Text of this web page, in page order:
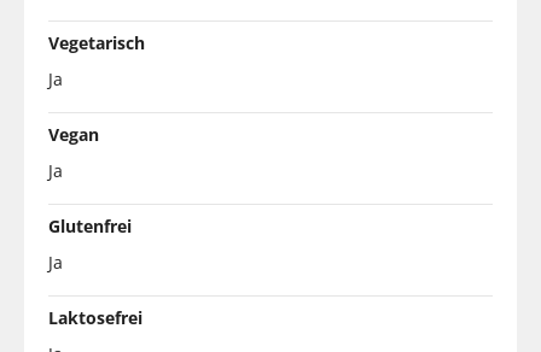
Vegetarisch
Ja
Vegan
Ja
Glutenfrei
Ja
Laktosefrei